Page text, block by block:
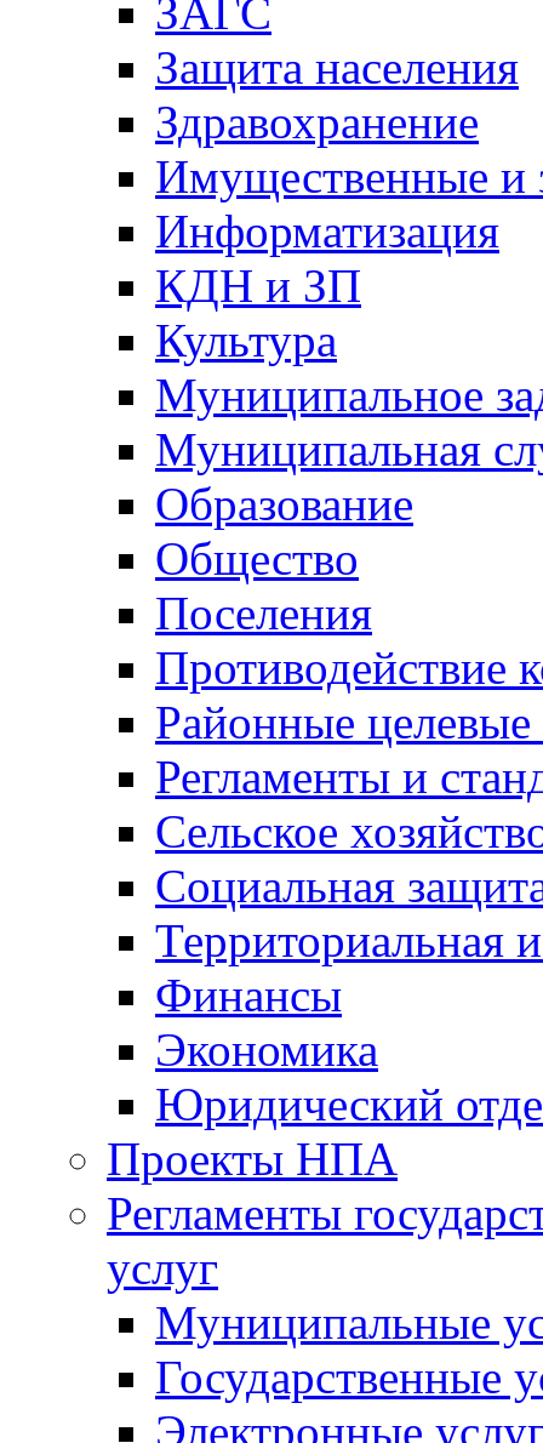
ЗАГС
Защита населения
Здравохранение
Имущественные и
Информатизация
КДН и ЗП
Культура
Муниципальное
Муниципальная
Образование
Общество
Поселения
Противодействие
Районные
Регламенты и
Сельское
Социальная
Территориальная
Финансы
Экономика
Юридический
Проекты НПА
Регламенты
услуг
Муниципальные
Государственные
Электронные